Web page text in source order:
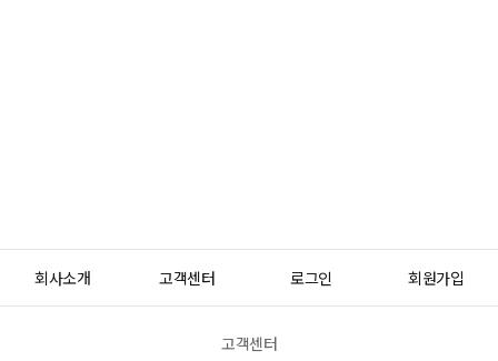
회사소개 고객센터 로그인 회원가입
고객센터